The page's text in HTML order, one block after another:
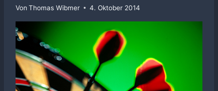
Von Thomas Wibmer 4. Oktober 2014